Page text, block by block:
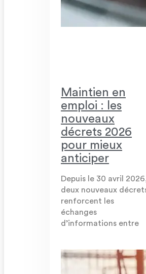
Maintien en
emploi : les
nouveaux
décrets 2026
pour mieux
anticiper
Depuis le 30 avril
deux nouveaux
renforcent les
échanges
d’informations entre